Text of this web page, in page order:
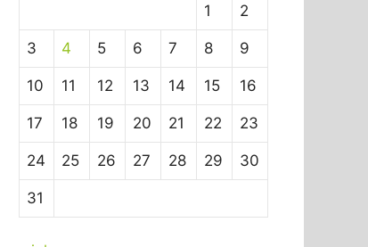
1 2
3 4 5 6 7 8 9
10 11 12 13 14 15 16
17 18 19 20 21 22 23
24 25 26 27 28 29 30
31